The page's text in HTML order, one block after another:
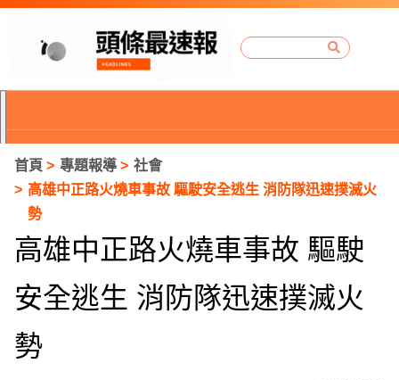
首頁 專題報導
社會
高雄中正路火燒車事故 驅駛安全逃生 消防隊迅速撲滅火
勢
高雄中正路火燒車事故 驅駛
安全逃生 消防隊迅速撲滅火
勢